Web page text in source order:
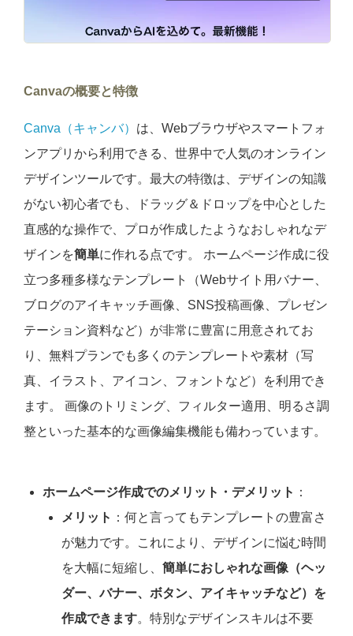
Canvaの概要と特徴
Canva（キャンバ） は、Webブラウザやスマートフォ
ンアプリから利用できる、世界中で人気のオンライン
デザインツールです。最大の特徴は、デザインの知識
がない初心者でも、ドラッグ＆ドロップを中心とした
直感的な操作で、プロが作成したようなおしゃれなデ
ザインを簡単に作れる点です。 ホームページ作成に役
立つ多種多様なテンプレート（Webサイト用バナー、
ブログのアイキャッチ画像、SNS投稿画像、プレゼン
テーション資料など）が非常に豊富に用意されてお
り、無料プランでも多くのテンプレートや素材（写
真、イラスト、アイコン、フォントなど）を利用でき
ます。 画像のトリミング、フィルター適用、明るさ調
整といった基本的な画像編集機能も備わっています。
ホームページ作成でのメリット・デメリット ：
メリット ：何と言ってもテンプレートの豊富さ
が魅力です。これにより、デザインに悩む時間
を大幅に短縮し、 簡単におしゃれな画像（ヘッ
ダー、バナー、ボタン、アイキャッチなど）を
作成できます。特別なデザインスキルは不要